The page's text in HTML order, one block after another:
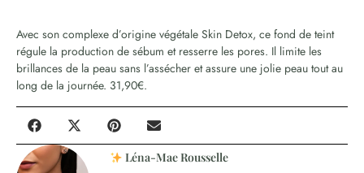
Avec son complexe d’origine végétale Skin Detox, ce fond de teint
régule la production de sébum et resserre les pores. Il limite les
brillances de la peau sans l’assécher et assure une jolie peau tout au
long de la journée. 31,90€.
Léna-Mae Rousselle